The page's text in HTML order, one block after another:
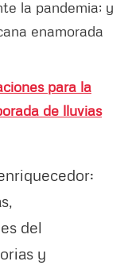
la pandemia; y
enamorada
para la
de lluvias
del
y